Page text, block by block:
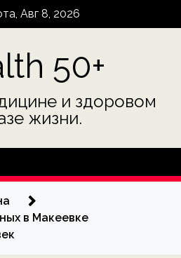
Авг 8, 2026
50+
и здоровом
жизни.
в Макеевке